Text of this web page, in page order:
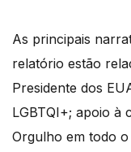
As principais
relatório estão
Presidente dos
LGBTQI+; apoio à
Orgulho em todo